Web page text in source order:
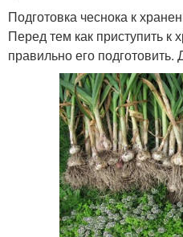
Подготовка чеснока к
Перед тем как приступить к
правильно его подготовить.